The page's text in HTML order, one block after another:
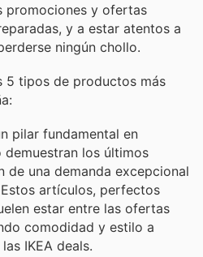
promociones y ofertas
y a estar atentos a
ningún chollo.
5 tipos de productos más
pilar fundamental en
los últimos
de una demanda excepcional
artículos, perfectos
estar entre las ofertas
comodidad y estilo a
IKEA deals.